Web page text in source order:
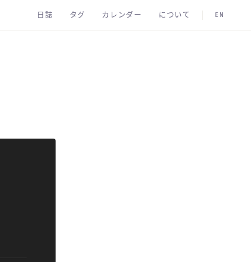
日誌 タグ カレンダー について EN